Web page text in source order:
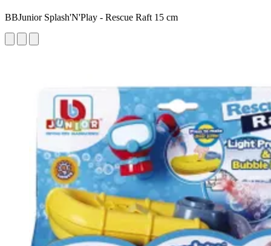
BBJunior Splash'N'Play - Rescue Raft 15 cm